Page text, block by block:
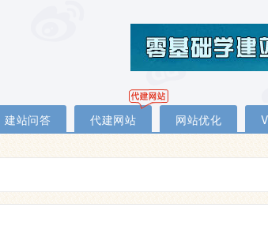
建站问答 代建网站 网站优化